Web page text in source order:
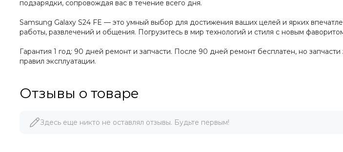
подзарядки, сопровождая вас в течение всего дня.
Samsung Galaxy S24 FE — это умный выбор для достижения ваших целей и ярких
работы, развлечений и общения. Погрузитесь в мир технологий и стиля с новым
Гарантия 1 год: 90 дней ремонт и запчасти. После 90 дней ремонт бесплатен, но
правил эксплуатации.
Отзывы о товаре
Здесь еще никто не оставлял отзывы. Будьте первым!